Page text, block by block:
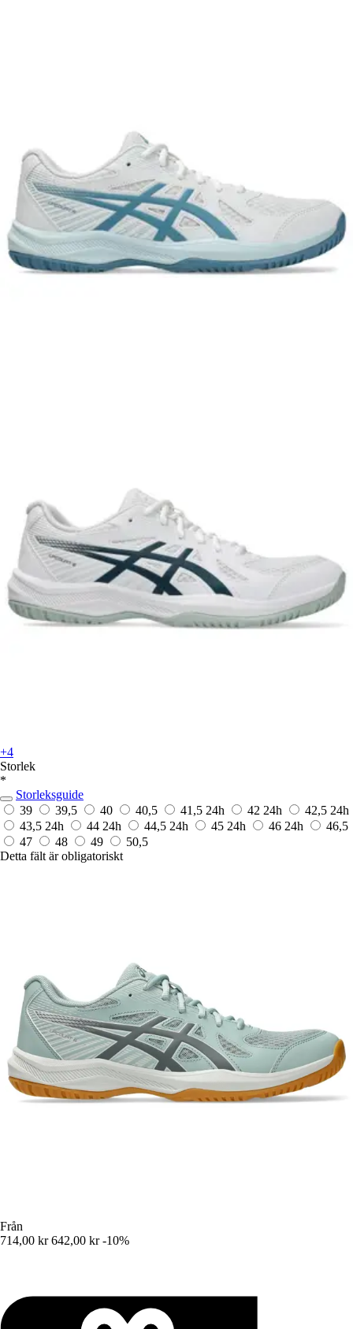
+4
Storlek
*
Storleksguide
39
39,5 40 40,5 41,5 24h 42 24h 42,5 24h
43,5 24h 44 24h 44,5 24h 45 24h 46 24h
46,5
47
48 49
50,5
Detta fält är obligatoriskt
Från
714,00 kr 642,00 kr -10%